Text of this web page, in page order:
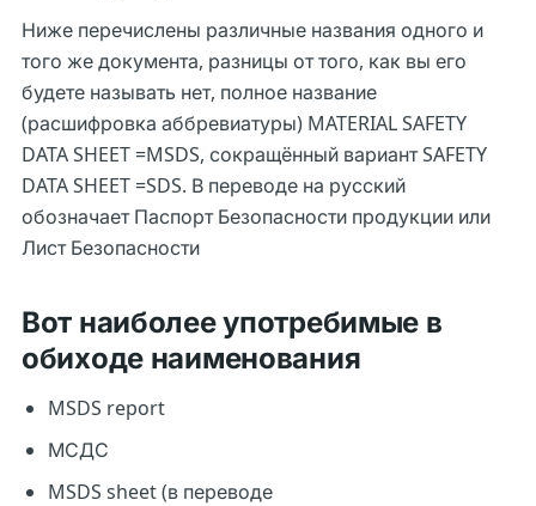
Ниже перечислены различные названия одного и
того же документа, разницы от того, как вы его
будете называть нет, полное название
(расшифровка аббревиатуры) MATERIAL SAFETY
DATA SHEET =MSDS, сокращённый вариант SAFETY
DATA SHEET =SDS. В переводе на русский
обозначает Паспорт Безопасности продукции или
Лист Безопасности
Вот наиболее употребимые в
обиходе наименования
MSDS report
МСДС
MSDS sheet (в переводе